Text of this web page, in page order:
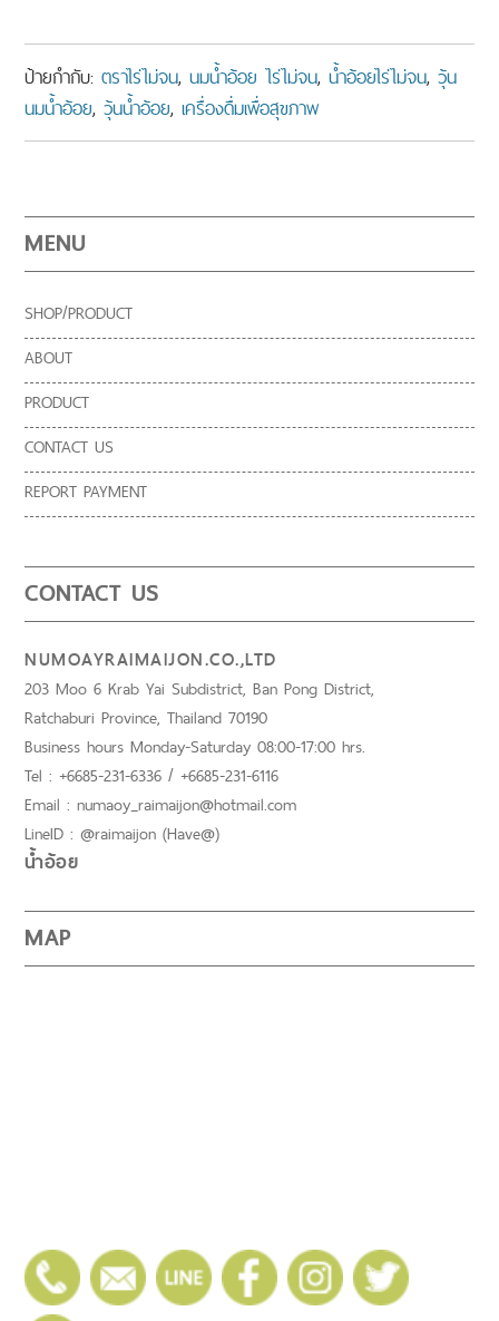
ป้ายกำกับ:ตราไร่ไม่จน,นมน้ำอ้อย ไร่ไม่จน,น้ำอ้อยไร่ไม่จน,วุ้น
นมน้ำอ้อย,วุ้นน้ำอ้อย,เครื่องดื่มเพื่อสุขภาพ
MENU
SHOP/PRODUCT
ABOUT
PRODUCT
CONTACT US
REPORT PAYMENT
CONTACT US
NUMOAYRAIMAIJON.CO.,LTD
203 Moo 6 Krab Yai Subdistrict, Ban Pong District,
Ratchaburi Province, Thailand 70190
Business hours Monday-Saturday 08:00-17:00 hrs.
Tel : +6685-231-6336 / +6685-231-6116
Email : numaoy_raimaijon@hotmail.com
LineID : @raimaijon (Have@)
น้ำอ้อย
MAP